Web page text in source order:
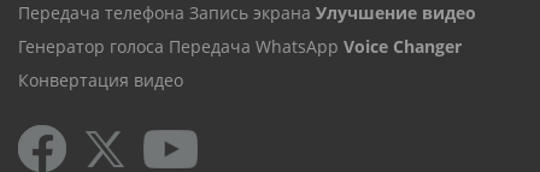
Передача телефона Запись экрана Улучшение видео
Генератор голоса Передача WhatsApp Voice Changer
Конвертация видео